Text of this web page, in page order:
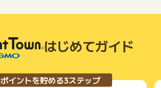
はじめてガイド
ポイントを貯める3ステップ